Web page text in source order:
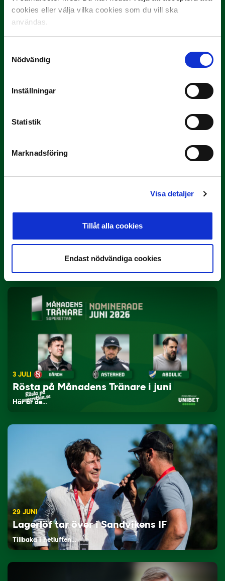
cookies eller välja vilka cookies som du vill ska
användas.
Nödvändig
Inställningar
Statistik
Marknadsföring
Visa detaljer
Tillåt alla cookies
Endast nödvändiga cookies
9 JULI
Han gjorde Månadens Mål i juni: ”En
Slog till i…
Rösta på Månadens Spelare i juni
3 JULI
Rösta på Månadens Tränare i juni
Här är de…
29 JUNI
Lagerlöf tar över i Sandvikens IF
Tillbaka i hetluften…